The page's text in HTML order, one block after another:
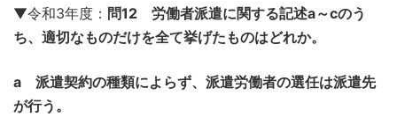
▼令和3年度： 問12 労働者派遣に関する記述a～cのう
ち、適切なものだけを全て挙げたものはどれか。
a 派遣契約の種類によらず、派遣労働者の選任は派遣先
が行う。